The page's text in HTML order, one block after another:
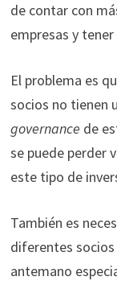
de contar con
empresas y
El problema es
socios no tienen
governance de
se puede perder
este tipo de
También es
diferentes
antemano